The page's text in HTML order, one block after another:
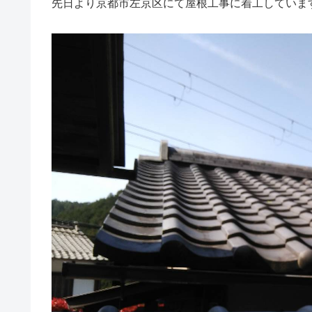
先日より京都市左京区にて屋根工事に着工していま